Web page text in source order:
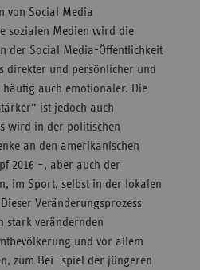
von Social Media
sozialen Medien wird die
der Social Media-Öffentlichkeit
direkter und persönlicher und
auch emotionaler. Die
ist jedoch auch
wird in der politischen
an den amerikanischen
2016 –, aber auch der
im Sport, selbst in der lokalen
Veränderungsprozess
stark verändernden
und vor allem
zum Bei- spiel der jüngeren